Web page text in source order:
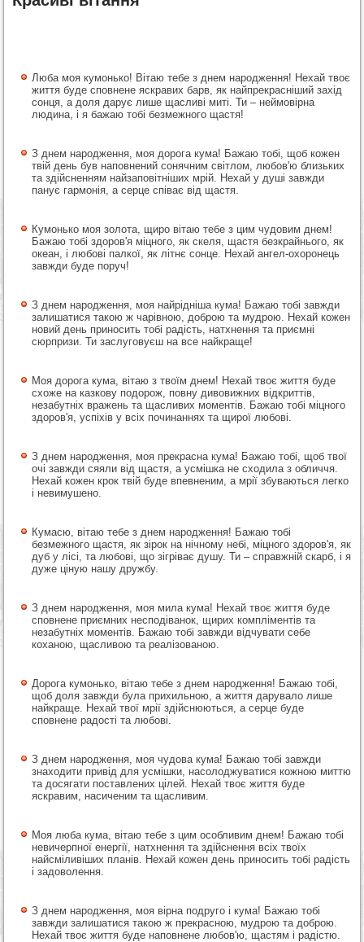
Люба моя кумонько! Вітаю тебе з днем народження! Нехай твоє
життя буде сповнене яскравих барв, як найпрекрасніший захід
сонця, а доля дарує лише щасливі миті. Ти – неймовірна
людина, і я бажаю тобі безмежного щастя!
З днем народження, моя дорога кума! Бажаю тобі, щоб кожен
твій день був наповнений сонячним світлом, любов'ю близьких
та здійсненням найзаповітніших мрій. Нехай у душі завжди
панує гармонія, а серце співає від щастя.
Кумонько моя золота, щиро вітаю тебе з цим чудовим днем!
Бажаю тобі здоров'я міцного, як скеля, щастя безкрайнього, як
океан, і любові палкої, як літнє сонце. Нехай ангел-охоронець
завжди буде поруч!
З днем народження, моя найрідніша кума! Бажаю тобі завжди
залишатися такою ж чарівною, доброю та мудрою. Нехай кожен
новий день приносить тобі радість, натхнення та приємні
сюрпризи. Ти заслуговуєш на все найкраще!
Моя дорога кума, вітаю з твоїм днем! Нехай твоє життя буде
схоже на казкову подорож, повну дивовижних відкриттів,
незабутніх вражень та щасливих моментів. Бажаю тобі міцного
здоров'я, успіхів у всіх починаннях та щирої любові.
З днем народження, моя прекрасна кума! Бажаю тобі, щоб твої
очі завжди сяяли від щастя, а усмішка не сходила з обличчя.
Нехай кожен крок твій буде впевненим, а мрії збуваються легко
і невимушено.
Кумасю, вітаю тебе з днем народження! Бажаю тобі
безмежного щастя, як зірок на нічному небі, міцного здоров'я, як
дуб у лісі, та любові, що зігріває душу. Ти – справжній скарб, і я
дуже ціную нашу дружбу.
З днем народження, моя мила кума! Нехай твоє життя буде
сповнене приємних несподіванок, щирих компліментів та
незабутніх моментів. Бажаю тобі завжди відчувати себе
коханою, щасливою та реалізованою.
Дорога кумонько, вітаю тебе з днем народження! Бажаю тобі,
щоб доля завжди була прихильною, а життя дарувало лише
найкраще. Нехай твої мрії здійснюються, а серце буде
сповнене радості та любові.
З днем народження, моя чудова кума! Бажаю тобі завжди
знаходити привід для усмішки, насолоджуватися кожною миттю
та досягати поставлених цілей. Нехай твоє життя буде
яскравим, насиченим та щасливим.
Моя люба кума, вітаю тебе з цим особливим днем! Бажаю тобі
невичерпної енергії, натхнення та здійснення всіх твоїх
найсміливіших планів. Нехай кожен день приносить тобі радість
і задоволення.
З днем народження, моя вірна подруго і кума! Бажаю тобі
завжди залишатися такою ж прекрасною, мудрою та доброю.
Нехай твоє життя буде наповнене любов'ю, щастям і радістю.